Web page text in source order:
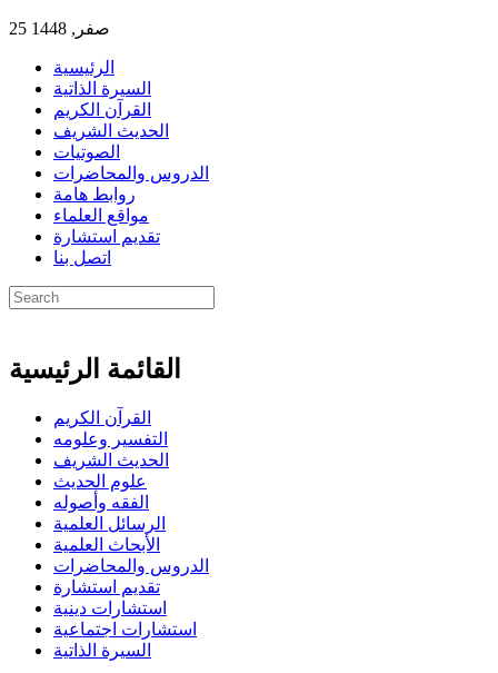
25 صفر, 1448
الرئيسية
السيرة الذاتية
القرآن الكريم
الحديث الشريف
الصوتيات
الدروس والمحاضرات
روابط هامة
مواقع العلماء
تقديم استشارة
اتصل بنا
القائمة الرئيسية
القرآن الكريم
التفسير وعلومه
الحديث الشريف
علوم الحديث
الفقه وأصوله
الرسائل العلمية
الأبحاث العلمية
الدروس والمحاضرات
تقديم استشارة
استشارات دينية
استشارات اجتماعية
السيرة الذاتية